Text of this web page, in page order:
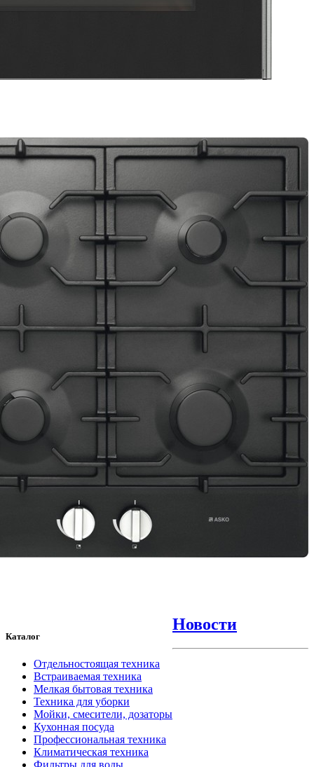
Каталог
Отдельностоящая техника
Встраиваемая техника
Мелкая бытовая техника
Техника для уборки
Мойки, смесители, дозаторы
Кухонная посуда
Профессиональная техника
Климатическая техника
Фильтры для воды
Новости